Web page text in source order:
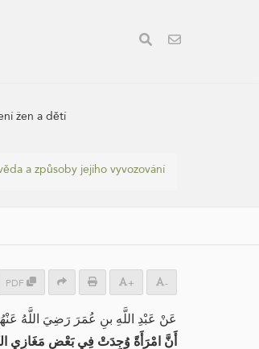
žen a dětí
a způsoby jejího vyvozování
PDF + -
عَنْ عَبْدِ اللَّهِ بنِ عُمَرَ رَضِيَ اللَّهُ
أَنَّ امْرَأَةً وُجِدَتْ فِي بَعْضِ مَغَازِي